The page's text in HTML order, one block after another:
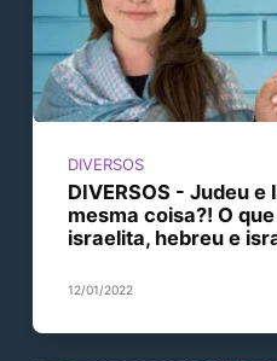
DIVERSOS
DIVERSOS - Judeu e
mesma coisa?! O
israelita, hebreu e
12/01/2022